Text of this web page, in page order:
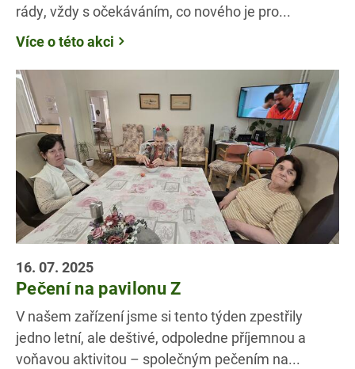
rády, vždy s očekáváním, co nového je pro...
Více o této akci
16. 07. 2025
Pečení na pavilonu Z
V našem zařízení jsme si tento týden zpestřily
jedno letní, ale deštivé, odpoledne příjemnou a
voňavou aktivitou – společným pečením na...